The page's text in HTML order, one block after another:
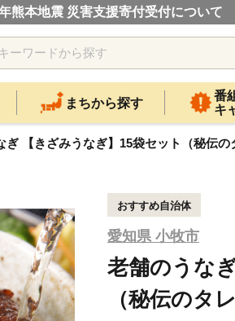
熊本地震 災害支援寄付受付について
まちから探す
番
キ
ぎ 【きざみうなぎ】15袋セット（秘伝
おすすめ自治体
愛知県 小牧市
老舗のうな
（秘伝のタ